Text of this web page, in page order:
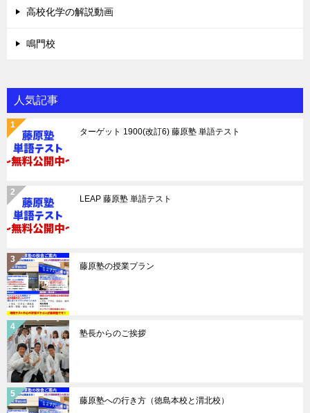
高校化学の解説動画
鳴門校
人気記事
ターゲット 1900(改訂6) 藤原塾 単語テスト
LEAP 藤原塾 単語テスト
藤原塾の授業プラン
塾長からのご挨拶
藤原塾への行き方（徳島本校と渭北校）